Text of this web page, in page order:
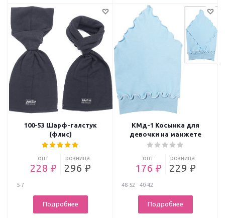
100-53 Шарф-галстук
(флис)
опт
228 ₽
розница
296 ₽
5-7
Подробнее
КМд-1 Косынка для
девочки на манжете
опт
176 ₽
розница
229 ₽
48-52 40-42
Подробнее